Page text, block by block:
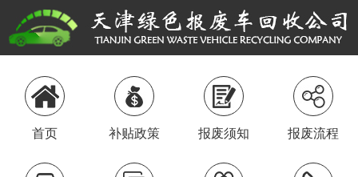
首页 补贴政策 报废须知 报废流程